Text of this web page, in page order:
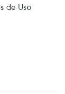
de Uso